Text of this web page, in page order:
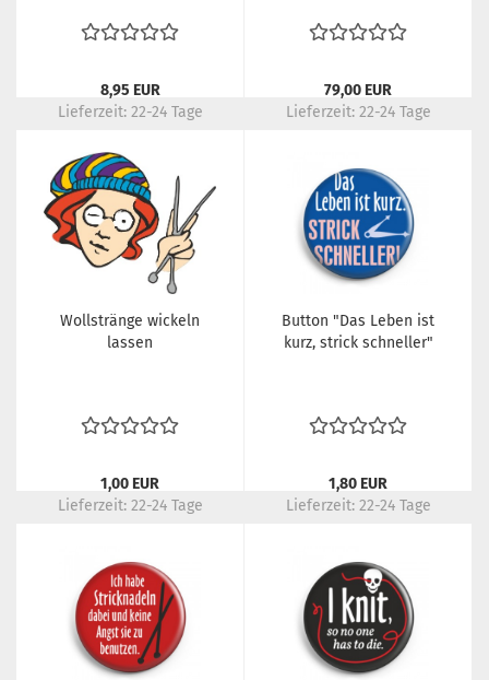
8,95 EUR
Lieferzeit: 22-24 Tage
79,00 EUR
Lieferzeit: 22-24 Tage
Wollstränge wickeln
lassen
1,00 EUR
Lieferzeit: 22-24 Tage
Button "Das Leben ist
kurz, strick schneller"
1,80 EUR
Lieferzeit: 22-24 Tage